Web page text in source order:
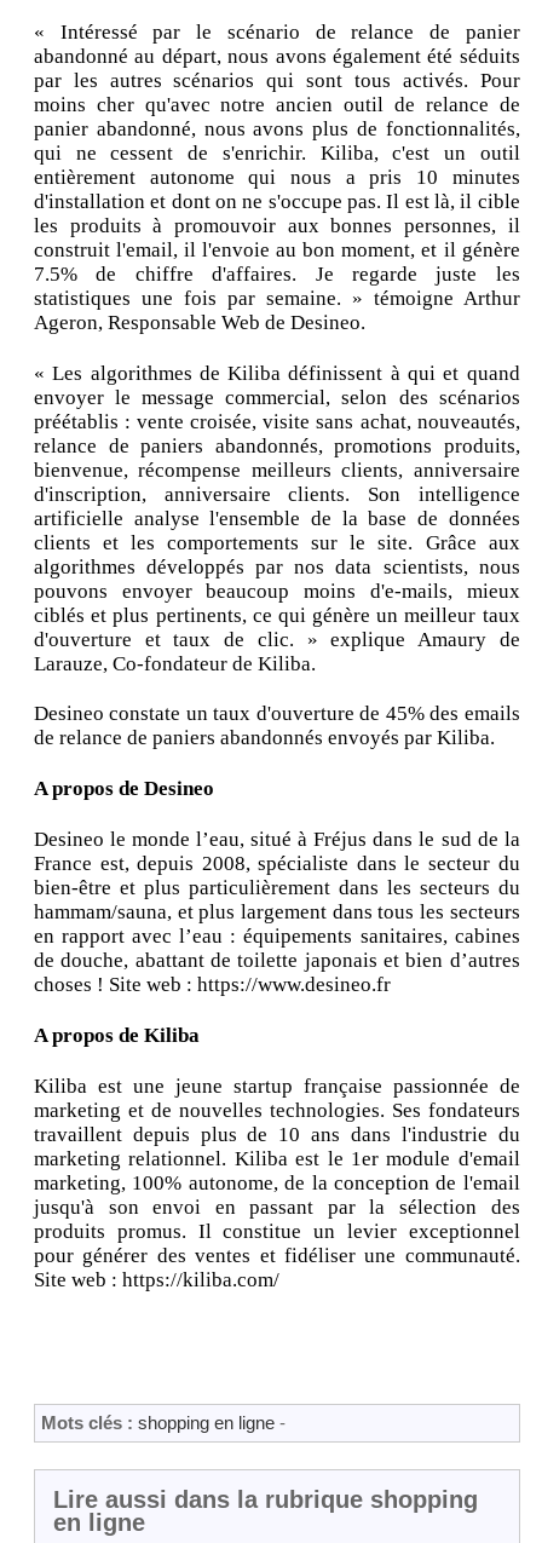
« Intéressé par le scénario de relance de panier
abandonné au départ, nous avons également été séduits
par les autres scénarios qui sont tous activés. Pour
moins cher qu'avec notre ancien outil de relance de
panier abandonné, nous avons plus de fonctionnalités,
qui ne cessent de s'enrichir. Kiliba, c'est un outil
entièrement autonome qui nous a pris 10 minutes
d'installation et dont on ne s'occupe pas. Il est là, il cible
les produits à promouvoir aux bonnes personnes, il
construit l'email, il l'envoie au bon moment, et il génère
7.5% de chiffre d'affaires. Je regarde juste les
statistiques une fois par semaine. » témoigne Arthur
Ageron, Responsable Web de Desineo.
« Les algorithmes de Kiliba définissent à qui et quand
envoyer le message commercial, selon des scénarios
préétablis : vente croisée, visite sans achat, nouveautés,
relance de paniers abandonnés, promotions produits,
bienvenue, récompense meilleurs clients, anniversaire
d'inscription, anniversaire clients. Son intelligence
artificielle analyse l'ensemble de la base de données
clients et les comportements sur le site. Grâce aux
algorithmes développés par nos data scientists, nous
pouvons envoyer beaucoup moins d'e-mails, mieux
ciblés et plus pertinents, ce qui génère un meilleur taux
d'ouverture et taux de clic. » explique Amaury de
Larauze, Co-fondateur de Kiliba.
Desineo constate un taux d'ouverture de 45% des emails
de relance de paniers abandonnés envoyés par Kiliba.
A propos de Desineo
Desineo le monde l’eau, situé à Fréjus dans le sud de la
France est, depuis 2008, spécialiste dans le secteur du
bien-être et plus particulièrement dans les secteurs du
hammam/sauna, et plus largement dans tous les secteurs
en rapport avec l’eau : équipements sanitaires, cabines
de douche, abattant de toilette japonais et bien d’autres
choses ! Site web : https://www.desineo.fr
A propos de Kiliba
Kiliba est une jeune startup française passionnée de
marketing et de nouvelles technologies. Ses fondateurs
travaillent depuis plus de 10 ans dans l'industrie du
marketing relationnel. Kiliba est le 1er module d'email
marketing, 100% autonome, de la conception de l'email
jusqu'à son envoi en passant par la sélection des
produits promus. Il constitue un levier exceptionnel
pour générer des ventes et fidéliser une communauté.
Site web : https://kiliba.com/
Mots clés : shopping en ligne -
Lire aussi dans la rubrique shopping
en ligne